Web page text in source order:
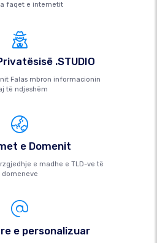
faqet e internetit
.STUDIO
Falas mbron informacionin
të ndjeshëm
e Domenit
e madhe e TLD-ve të
domeneve
e personalizuar